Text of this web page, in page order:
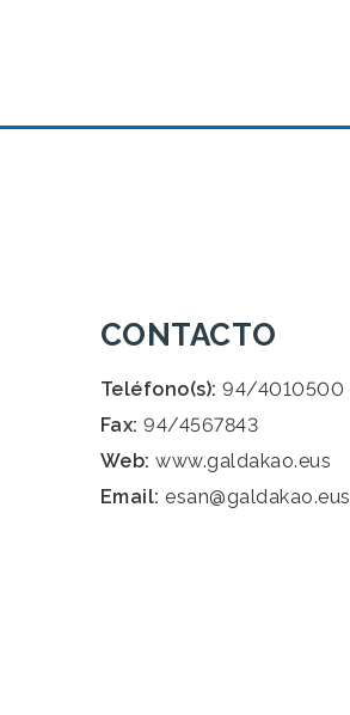
CONTACTO
Teléfono(s): 94/4010500
Fax: 94/4567843
Web: www.galdakao.eus
Email: esan@galdakao.eus